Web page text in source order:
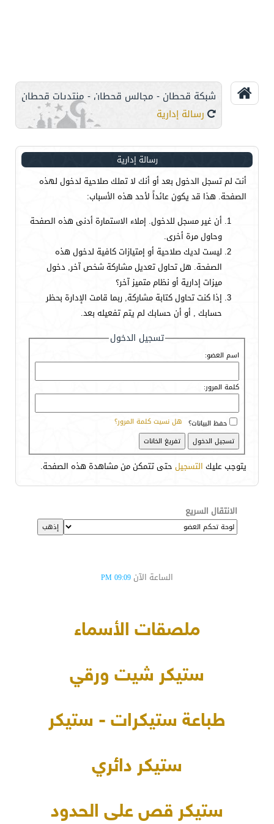
شبكة قحطان - مجالس قحطان - منتديات قحطان
رسالة إدارية
رسالة إدارية
أنت لم تسجل الدخول بعد أو أنك لا تملك صلاحية لدخول لهذه
الصفحة. هذا قد يكون عائداً لأحد هذه الأسباب:
أن غير مسجل للدخول. إملاء الاستمارة أدنى هذه الصفحة
وحاول مرة أخرى.
ليست لديك صلاحية أو إمتيازات كافية لدخول هذه
الصفحة. هل تحاول تعديل مشاركة شخص آخر, دخول
ميزات إدارية أو نظام متميز آخر؟
إذا كنت تحاول كتابة مشاركة, ربما قامت الإدارة بحظر
حسابك , أو أن حسابك لم يتم تفعيله بعد.
تسجيل الدخول
اسم العضو:
كلمة المرور:
هل نسيت كلمة المرور؟ حفظ البيانات؟
يتوجب عليك التسجيل حتى تتمكن من مشاهدة هذه الصفحة.
الانتقال السريع
الساعة الآن 09:09 PM
ملصقات الأسماء
ستيكر شيت ورقي
طباعة ستيكرات - ستيكر
ستيكر دائري
ستيكر قص على الحدود